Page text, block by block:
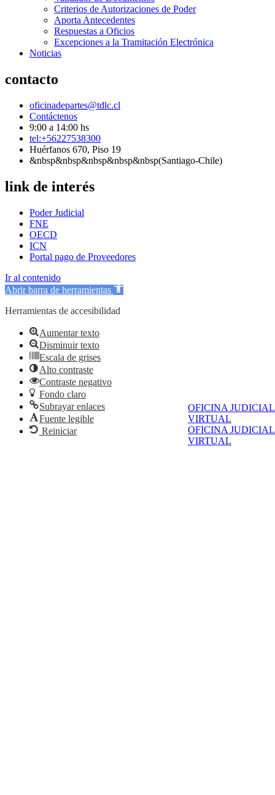
OFICINA JUDICIAL
VIRTUAL
OFICINA JUDICIAL
VIRTUAL
Criterios de Autorizaciones de Poder
Aporta Antecedentes
Respuestas a Oficios
Excepciones a la Tramitación Electrónica
Noticias
contacto
oficinadepartes@tdlc.cl
Contáctenos
9:00 a 14:00 hs
tel:+56227538300
Huérfanos 670, Piso 19
&nbsp&nbsp&nbsp&nbsp&nbsp(Santiago-Chile)
link de interés
Poder Judicial
FNE
OECD
ICN
Portal pago de Proveedores
Ir al contenido
Abrir barra de herramientas
Herramientas de accesibilidad
Aumentar texto
Disminuir texto
Escala de grises
Alto contraste
Contraste negativo
Fondo claro
Subrayar enlaces
Fuente legible
Reiniciar